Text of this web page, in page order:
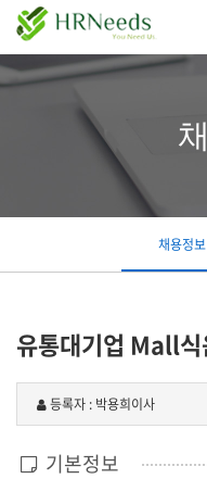
채용정보
유통대기업 Mall
등록자 : 박용희이사
기본정보